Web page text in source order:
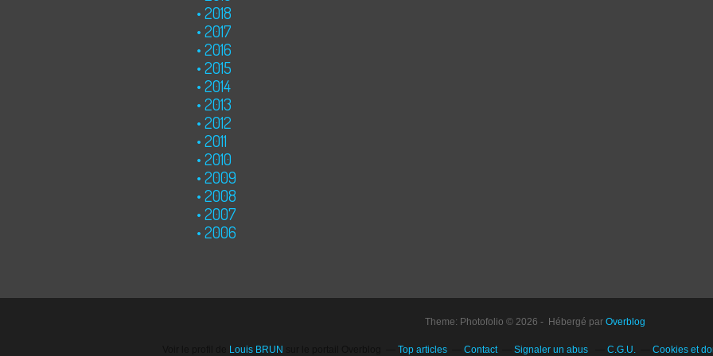
2018
2017
2016
2015
2014
2013
2012
2011
2010
2009
2008
2007
2006
Theme: Photofolio © 2026 - Hébergé par Overblog
Louis BRUN Top articles Contact Signaler un abus C.G.U. Cookies et